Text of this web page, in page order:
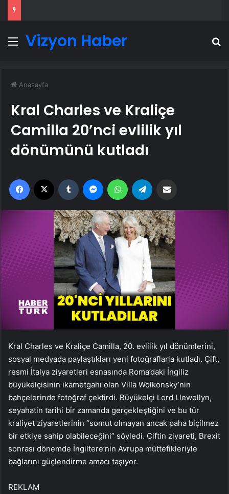
Menü
Vizyon Haber
Anasayfa
Kral Charles ve Kraliçe
Camilla 20’nci evlilik yıl
dönümünü kutladı
Facebook Tumblr MessengerWhatsApp
Kral Charles ve Kraliçe Camilla, 20. evlilik yıl dönümlerini,
sosyal medyada paylaştıkları yeni fotoğraflarla kutladı. Çift,
resmi İtalya ziyaretleri esnasında Roma’daki İngiliz
büyükelçisinin ikametgahı olan Villa Wolkonsky’nin
bahçelerinde fotoğraf çektirdi. Büyükelçi Lord Llewellyn,
seyahatin tarihi bir zamanda gerçekleştiğini ve bu tür
kraliyet ziyaretlerinin “somut olmayan ancak paha biçilmez
bir etkiye sahip olabileceğini” söyledi. Çiftin ziyareti, Brexit
sonrası dönemde İngiltere’nin Avrupa müttefikleriyle
bağlarını güçlendirme amacı taşıyor.
REKLAM